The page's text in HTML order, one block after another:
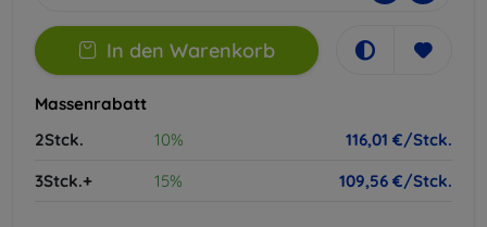
In den Warenkorb
Massenrabatt
2Stck.
10%
116,01 €/Stck.
3Stck.+
15% 109,56 €/Stck.